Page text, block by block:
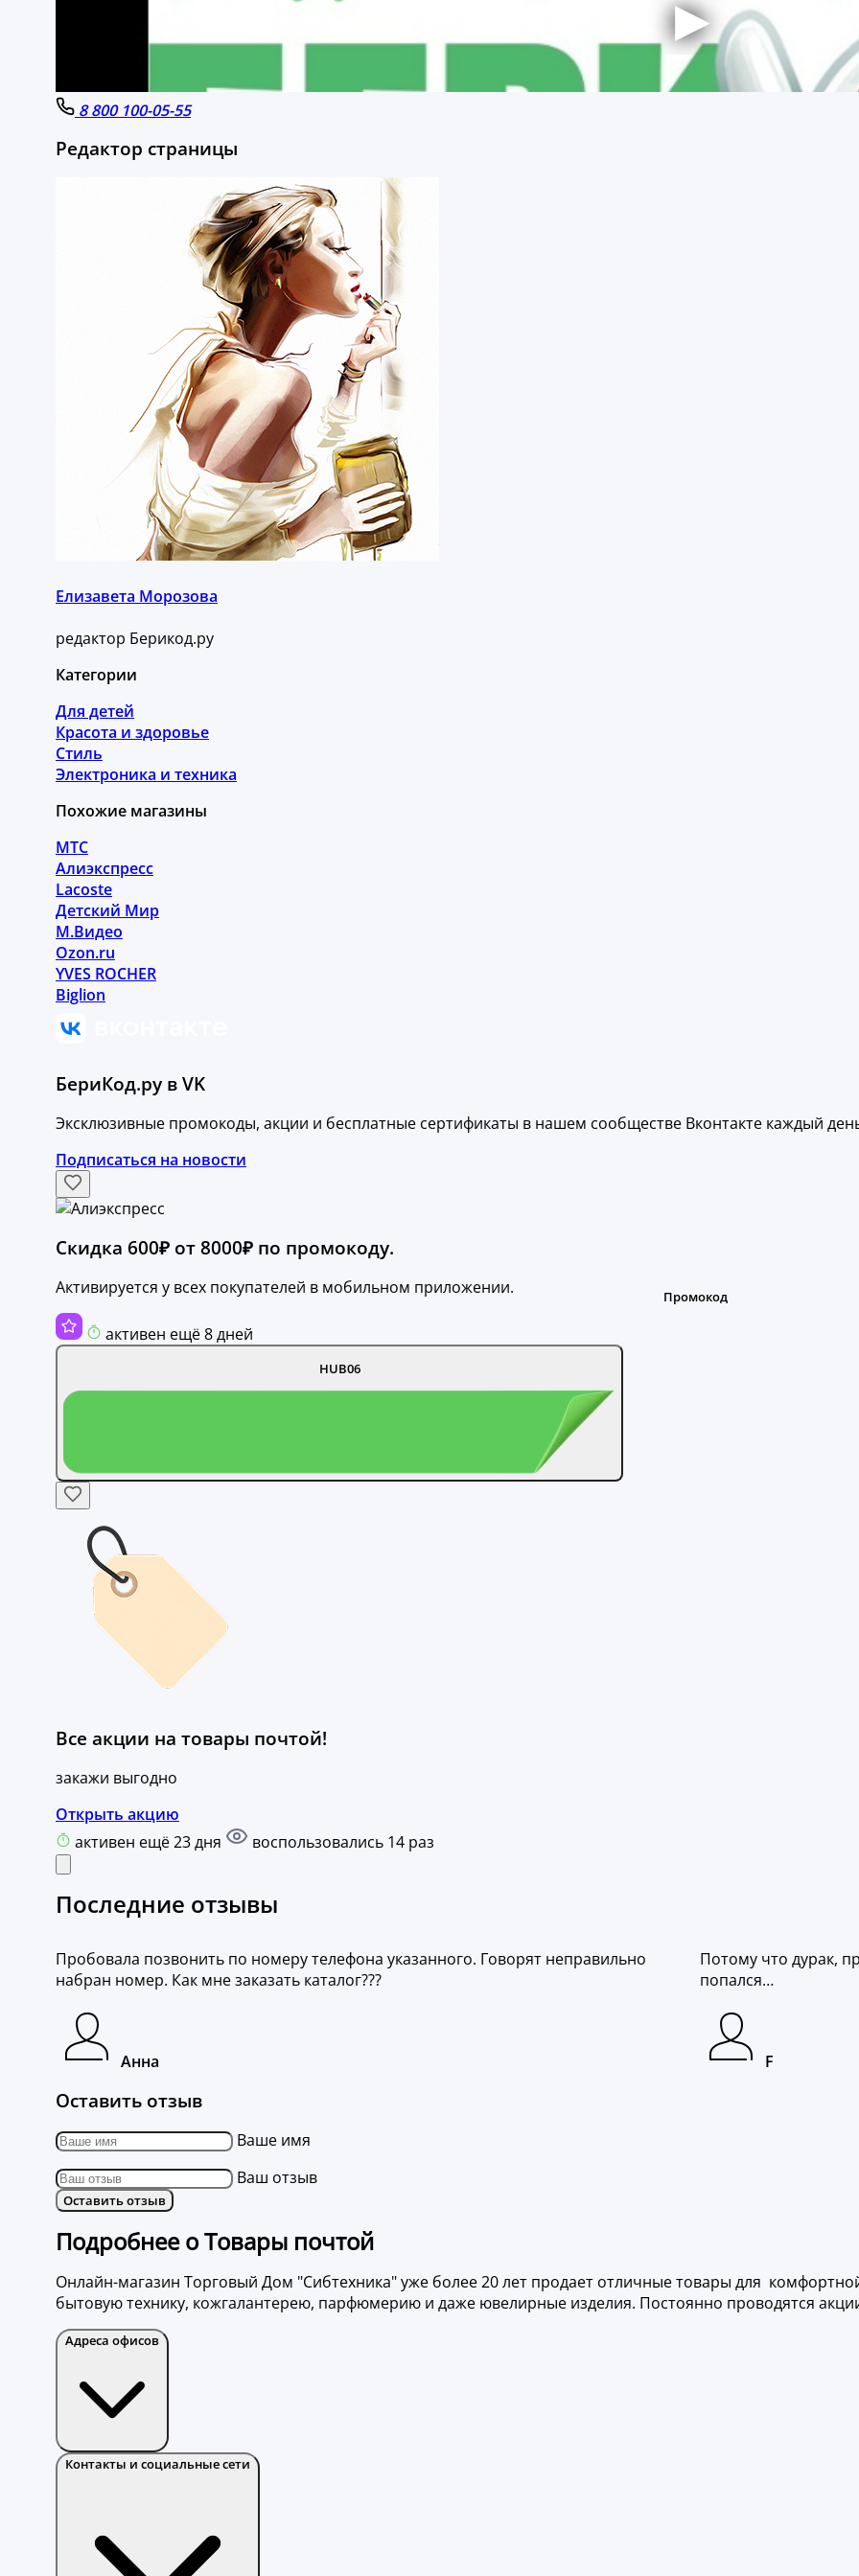
8 800 100-05-55
Редактор страницы
Елизавета Морозова
редактор Берикод.ру
Категории
Для детей
Красота и здоровье
Стиль
Электроника и техника
Похожие магазины
МТС
Алиэкспресс
Lacoste
Детский Мир
М.Видео
Ozon.ru
YVES ROCHER
Biglion
БериКод.ру в VK
Эксклюзивные промокоды, акции и бесплатные сертификаты в нашем сообществе Вконтакте каждый
Подписаться на новости
Скидка 600₽ от 8000₽ по промокоду.
Активируется у всех покупателей в мобильном приложении.
активен ещё 8 дней
HUB06
Все акции на товары почтой!
закажи выгодно
Открыть акцию
активен ещё 23 дня
воспользовались 14 раз
Последние отзывы
Пробовала позвонить по номеру телефона указанного. Говорят неправильно
набран номер. Как мне заказать каталог???
Анна
Потому что дурак,
попался…
F
Оставить отзыв
Ваше имя
Ваш отзыв
Оставить отзыв
Подробнее о Товары почтой
Онлайн-магазин Торговый Дом "Сибтехника" уже более 20 лет продает отличные товары для
бытовую технику, кожгалантерею, парфюмерию и даже ювелирные изделия. Постоянно проводятся
Адреса офисов
Контакты и социальные сети